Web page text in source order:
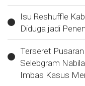
Isu Reshuffle
Diduga jadi
Terseret
Selebgram
Imbas Kasus